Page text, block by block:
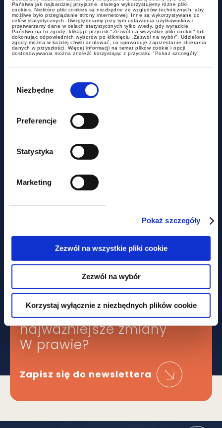
Państwa jak najbardziej przyjazne, dlatego wykorzystujemy różne pliki
cookies. Niektóre pliki cookies są niezbędne ze względów technicznych, aby
możliwe było przeglądanie strony internetowej. Inne są wykorzystywane do
celów statystycznych. Uwzględniamy przy tym ustawienia użytkowników i
przetwarzamy dane w celach statystycznych tylko wtedy, gdy wyrazicie
Państwo na to zgodę, klikając przycisk "Zezwól na wszystkie pliki cookie" lub
dokonując odpowiednich wyborów po kliknięciu „Zezwól na wybór”. Udzielone
zgody można w każdej chwili anulować, co spowoduje zaprzestanie zbierania
danych w przyszłości. Więcej informacji na temat plików cookie i opcji
dostosowywania można znaleźć korzystając z przycisku "Pokaż szczegóły".
zgody
Niezbędne
Preferencje
Statystyka
Marketing
Pokaż szczegóły
Zezwól na wszystkie pliki cookie
Zezwól na wybór
Korzystaj wyłącznie z niezbędnych plików cookie
aktualności
Czy miasto może być
podatnikiem akcyzy?
Nie tylko prawem... Piknik
charytatywny z udziałem GWW
Obawiasz się,
że ominą Cię
najważniejsze zmiany
W prawie?
Zapisz się do newslettera